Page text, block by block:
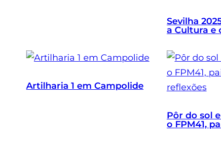
Sevilha
a Cultura e
Artilharia 1 em Campolide
Pôr do sol
o FPM41,